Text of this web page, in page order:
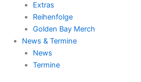
Extras
Reihenfolge
Golden Bay Merch
News & Termine
News
Termine